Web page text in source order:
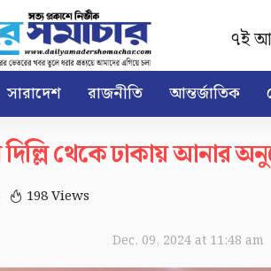
৭ই
সারাদেশ রাজনীতি আন্তর্জাতিক
দিল্লি থেকে ঢাকায় আনার
198 Views
Dec. 09, 2024 at 11:48 am